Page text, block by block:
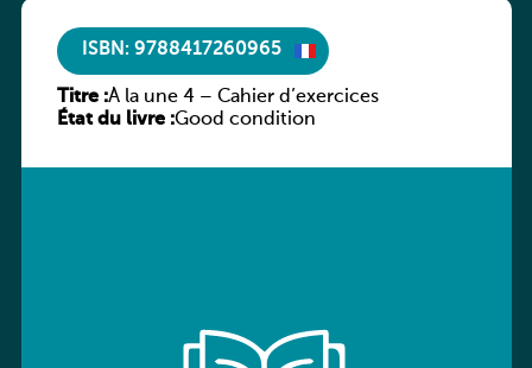
ISBN: 9788417260965
Titre :À la une 4 – Cahier d’exercices
État du livre :Good condition